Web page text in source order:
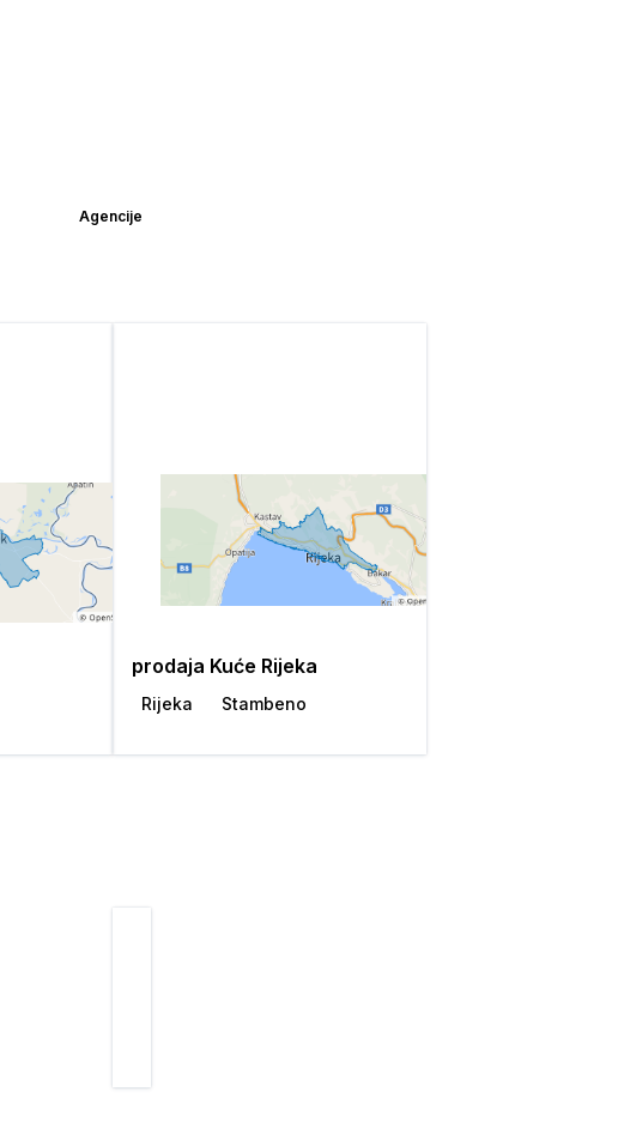
Agencije
prodaja Kuće Rijeka
Rijeka Stambeno